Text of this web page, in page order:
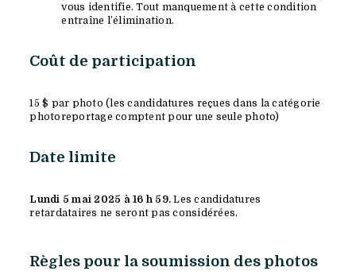
vous identifie. Tout manquement à cette condition
entraîne l’élimination.
Coût de participation
15 $ par photo (les candidatures reçues dans la catégorie
photoreportage comptent pour une seule photo)
Date limite
Lundi 5 mai 2025 à 16 h 59. Les candidatures
retardataires ne seront pas considérées.
Règles pour la soumission des photos